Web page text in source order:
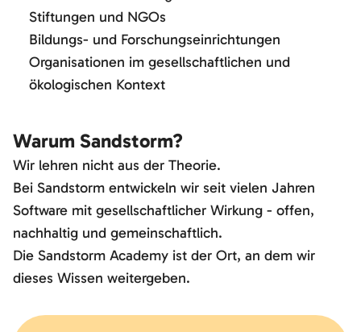
Stiftungen und NGOs
Bildungs- und Forschungseinrichtungen
Organisationen im gesellschaftlichen und
ökologischen Kontext
Warum Sandstorm?
Wir lehren nicht aus der Theorie.
Bei Sandstorm entwickeln wir seit vielen Jahren
Software mit gesellschaftlicher Wirkung - offen,
nachhaltig und gemeinschaftlich.
Die Sandstorm Academy ist der Ort, an dem wir
dieses Wissen weitergeben.